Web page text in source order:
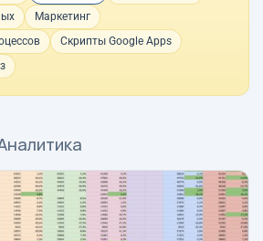
Маркетинг
Скрипты Google Apps